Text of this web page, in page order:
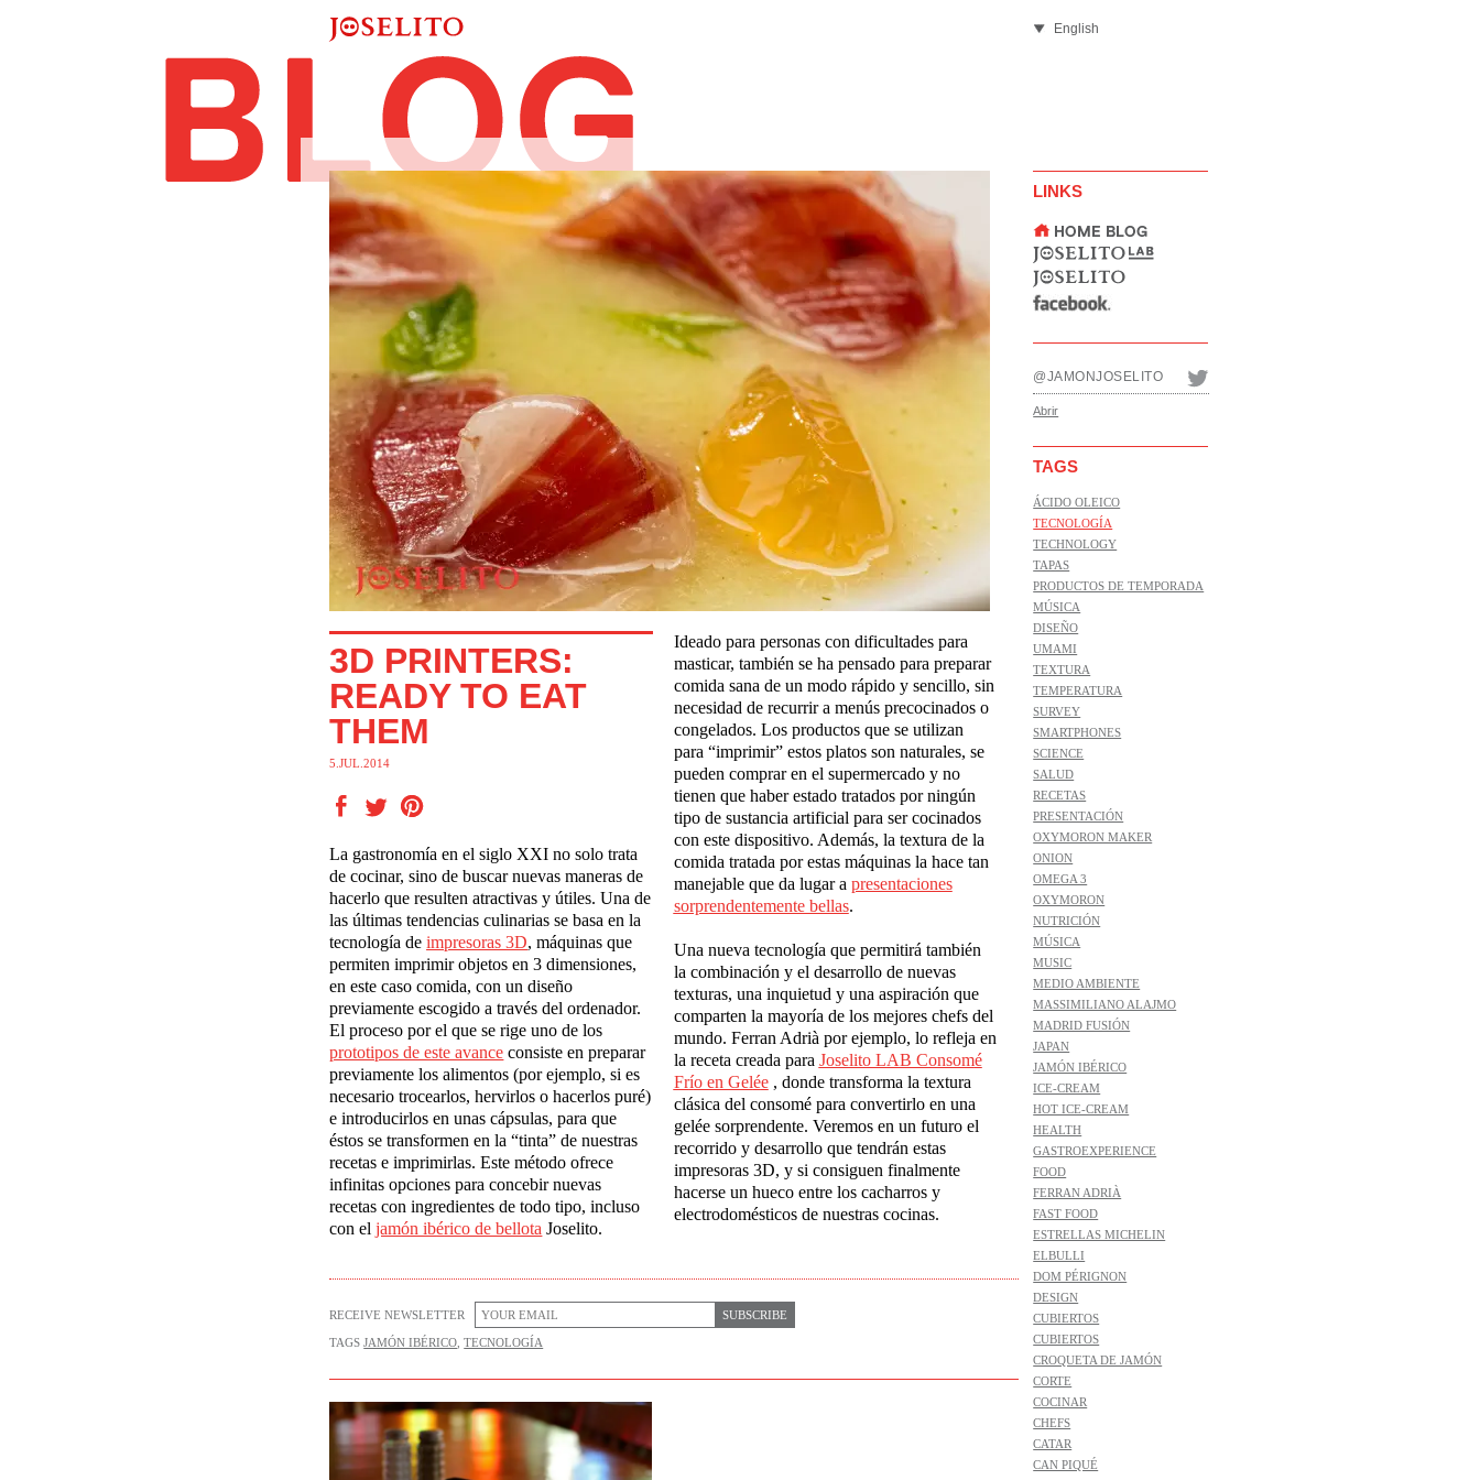
English
3D PRINTERS:
READY TO EAT
THEM
5.JUL.2014
La gastronomía en el siglo XXI no solo trata
de cocinar, sino de buscar nuevas maneras de
hacerlo que resulten atractivas y útiles. Una de
las últimas tendencias culinarias se basa en la
tecnología deimpresoras 3D, máquinas que
permiten imprimir objetos en 3 dimensiones,
en este caso comida, con un diseño
previamente escogido a través del ordenador.
El proceso por el que se rige uno de los
prototipos de este avance consiste en preparar
previamente los alimentos (por ejemplo, si es
necesario trocearlos, hervirlos o hacerlos puré)
e introducirlos en unas cápsulas, para que
éstos se transformen en la “tinta” de nuestras
recetas e imprimirlas. Este método ofrece
infinitas opciones para concebir nuevas
recetas con ingredientes de todo tipo, incluso
con eljamón ibérico de bellota Joselito.
Ideado para personas con dificultades para
masticar, también se ha pensado para preparar
comida sana de un modo rápido y sencillo, sin
necesidad de recurrir a menús precocinados o
congelados. Los productos que se utilizan
para “imprimir” estos platos son naturales, se
pueden comprar en el supermercado y no
tienen que haber estado tratados por ningún
tipo de sustancia artificial para ser cocinados
con este dispositivo. Además, la textura de la
comida tratada por estas máquinas la hace tan
manejable que da lugar a presentaciones
sorprendentemente bellas.
Una nueva tecnología que permitirá también
la combinación y el desarrollo de nuevas
texturas, una inquietud y una aspiración que
comparten la mayoría de los mejores chefs del
mundo. Ferran Adrià por ejemplo, lo refleja en
la receta creada para Joselito LAB Consomé
Frío en Gelée, donde transforma la textura
clásica del consomé para convertirlo en una
gelée sorprendente. Veremos en un futuro el
recorrido y desarrollo que tendrán estas
impresoras 3D, y si consiguen finalmente
hacerse un hueco entre los cacharros y
electrodomésticos de nuestras cocinas.
RECEIVE NEWSLETTER SUBSCRIBE
TAGSJAMÓN IBÉRICO ,TECNOLOGÍA
LINKS
@JAMONJOSELITO
Abrir
TAGS
ÁCIDO OLEICO
TECNOLOGÍA
TECHNOLOGY
TAPAS
PRODUCTOS DE TEMPORADA
MÚSICA
DISEÑO
UMAMI
TEXTURA
TEMPERATURA
SURVEY
SMARTPHONES
SCIENCE
SALUD
RECETAS
PRESENTACIÓN
OXYMORON MAKER
ONION
OMEGA 3
OXYMORON
NUTRICIÓN
MÚSICA
MUSIC
MEDIO AMBIENTE
MASSIMILIANO ALAJMO
MADRID FUSIÓN
JAPAN
JAMÓN IBÉRICO
ICE-CREAM
HOT ICE-CREAM
HEALTH
GASTROEXPERIENCE
FOOD
FERRAN ADRIÀ
FAST FOOD
ESTRELLAS MICHELIN
ELBULLI
DOM PÉRIGNON
DESIGN
CUBIERTOS
CUBIERTOS
CROQUETA DE JAMÓN
CORTE
COCINAR
CHEFS
CATAR
CAN PIQUÉ